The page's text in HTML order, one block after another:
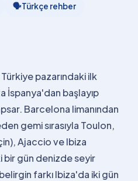
🗣Türkçe rehber
pazarındaki ilk
İspanya'dan başlayıp
Barcelona limanından
gemi sırasıyla Toulon,
Ajaccio ve Ibiza
bir gün denizde seyir
farkı Ibiza'da iki gün